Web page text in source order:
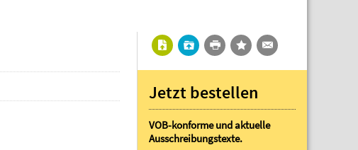
Jetzt bestellen
VOB-konforme und aktuelle
Ausschreibungstexte.